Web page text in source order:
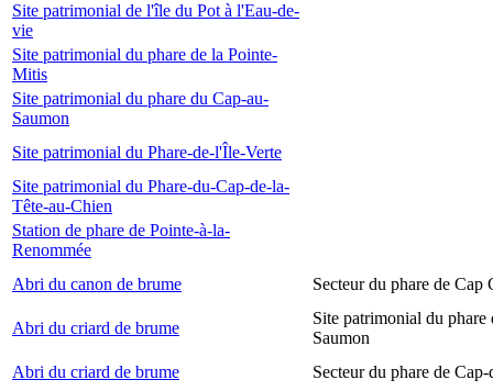
Site patrimonial de l'île du Pot à l'Eau-de-
vie
Site patrimonial du phare de la Pointe-
Mitis
Site patrimonial du phare du Cap-au-
Saumon
Site patrimonial du Phare-de-l'Île-Verte
Site patrimonial du Phare-du-Cap-de-la-
Tête-au-Chien
Station de phare de Pointe-à-la-
Renommée
Abri du canon de brume
Secteur du phare de Cap
Abri du criard de brume
Site patrimonial du phare
Saumon
Abri du criard de brume
Secteur du phare de Cap-